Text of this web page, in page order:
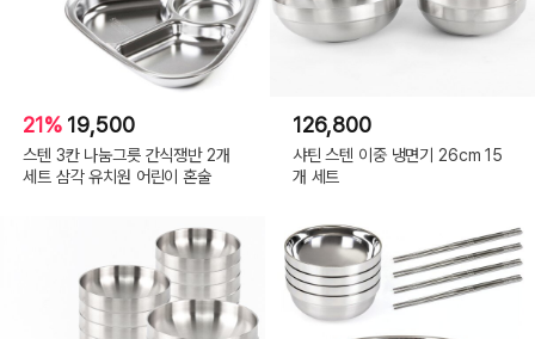
21% 19,500
스텐 3칸 나눔그릇 간식쟁반 2개
세트 삼각 유치원 어린이 혼술
126,800
샤틴 스텐 이중 냉면기 26cm 15
개 세트